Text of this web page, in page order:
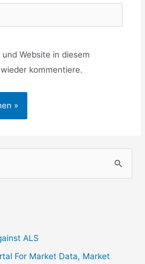
Website in diesem
kommentiere.
ALS
For Market Data, Market